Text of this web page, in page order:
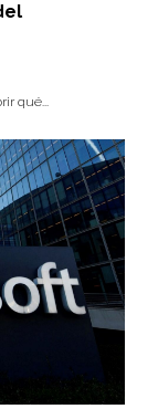
qué...